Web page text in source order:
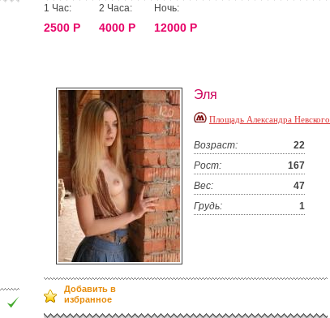
1 Час:
2500 Р
2 Часа:
4000 Р
Ночь:
12000 Р
Эля
Площадь Александра Невского
Возраст:
22
Рост:
167
Вес:
47
Грудь:
1
Добавить в
избранное